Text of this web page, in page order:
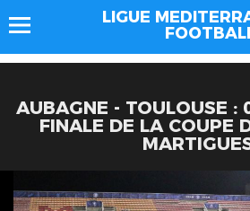
LIGUE
AUBAGNE - TOULOUSE :
FINALE DE LA COUPE